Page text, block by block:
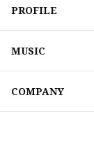
PROFILE
MUSIC
COMPANY